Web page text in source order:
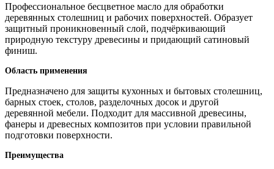
Профессиональное бесцветное масло для обработки
деревянных столешниц и рабочих поверхностей. Образует
защитный проникновенный слой, подчёркивающий
природную текстуру древесины и придающий сатиновый
финиш.
Область применения
Предназначено для защиты кухонных и бытовых столешниц,
барных стоек, столов, разделочных досок и другой
деревянной мебели. Подходит для массивной древесины,
фанеры и древесных композитов при условии правильной
подготовки поверхности.
Преимущества